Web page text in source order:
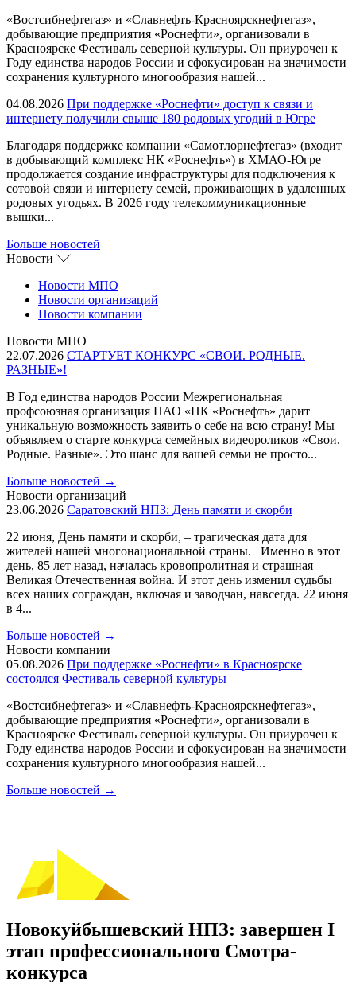
«Востсибнефтегаз» и «Славнефть-Красноярскнефтегаз»,
добывающие предприятия «Роснефти», организовали в
Красноярске Фестиваль северной культуры. Он приурочен к
Году единства народов России и сфокусирован на значимости
сохранения культурного многообразия нашей...
04.08.2026 При поддержке «Роснефти» доступ к связи и
интернету получили свыше 180 родовых угодий в Югре
Благодаря поддержке компании «Самотлорнефтегаз» (входит
в добывающий комплекс НК «Роснефть») в ХМАО-Югре
продолжается создание инфраструктуры для подключения к
сотовой связи и интернету семей, проживающих в удаленных
родовых угодьях. В 2026 году телекоммуникационные
вышки...
Больше новостей
Новости
Новости МПО
Новости организаций
Новости компании
Новости МПО
22.07.2026 СТАРТУЕТ КОНКУРС «СВОИ. РОДНЫЕ.
РАЗНЫЕ»!
В Год единства народов России Межрегиональная
профсоюзная организация ПАО «НК «Роснефть» дарит
уникальную возможность заявить о себе на всю страну! Мы
объявляем о старте конкурса семейных видеороликов «Свои.
Родные. Разные». Это шанс для вашей семьи не просто...
Больше новостей →
Новости организаций
23.06.2026 Саратовский НПЗ: День памяти и скорби
22 июня, День памяти и скорби, – трагическая дата для
жителей нашей многонациональной страны. Именно в этот
день, 85 лет назад, началась кровопролитная и страшная
Великая Отечественная война. И этот день изменил судьбы
всех наших сограждан, включая и заводчан, навсегда. 22 июня
в 4...
Больше новостей →
Новости компании
05.08.2026 При поддержке «Роснефти» в Красноярске
состоялся Фестиваль северной культуры
«Востсибнефтегаз» и «Славнефть-Красноярскнефтегаз»,
добывающие предприятия «Роснефти», организовали в
Красноярске Фестиваль северной культуры. Он приурочен к
Году единства народов России и сфокусирован на значимости
сохранения культурного многообразия нашей...
Больше новостей →
Новокуйбышевский НПЗ: завершен I
этап профессионального Смотра-
конкурса